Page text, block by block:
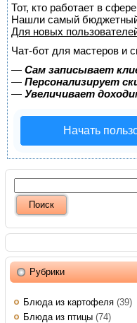
Тот, кто работает в
Нашли самый
Для новых
Чат-бот для мастеров и
— Сам записывает
— Персонализирует
— Увеличивает
Начать
Рубрики
Блюда из картофеля (39)
Блюда из птицы (74)